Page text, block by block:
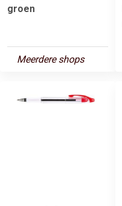
groen
Meerdere shops